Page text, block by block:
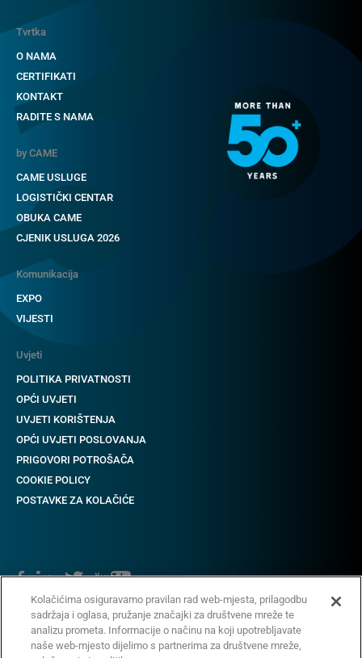
Tvrtka
O NAMA
CERTIFIKATI
KONTAKT
RADITE S NAMA
by CAME
CAME USLUGE
LOGISTIČKI CENTAR
OBUKA CAME
CJENIK USLUGA 2026
Komunikacija
EXPO
VIJESTI
Copyright © 2018-2022 CAME. Sva prava pridržana.
Uvjeti
POLITIKA PRIVATNOSTI
OPĆI UVJETI
UVJETI KORIŠTENJA
OPĆI UVJETI POSLOVANJA
PRIGOVORI POTROŠAČA
COOKIE POLICY
POSTAVKE ZA KOLAČIĆE
Kolačićima osiguravamo pravilan rad web-mjesta, prilagodbu
sadržaja i oglasa, pružanje značajki za društvene mreže te
analizu prometa. Informacije o načinu na koji upotrebljavate
naše web-mjesto dijelimo s partnerima za društvene mreže,